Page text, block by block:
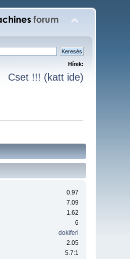
Hírek:
Cset !!! (katt ide)
0.97
7.09
1.62
6
dokiferi
2.05
5.7:1